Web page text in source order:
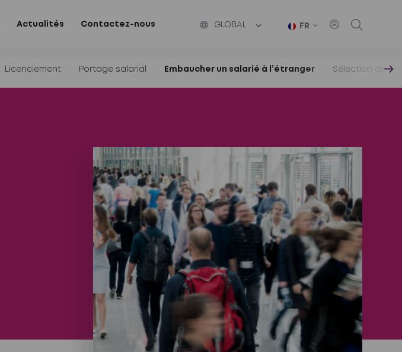
Actualités Contactez-nous GLOBAL FR
Licenciement Portage salarial Embaucher un salarié à l’étranger Sélection de